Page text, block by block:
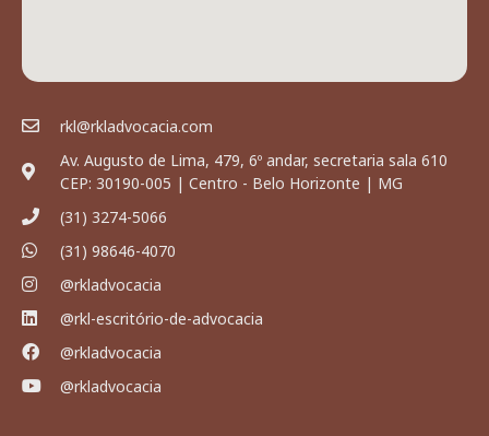
rkl@rkladvocacia.com
Av. Augusto de Lima, 479, 6º andar, secretaria sala 610
CEP: 30190-005 | Centro - Belo Horizonte | MG
(31) 3274-5066
(31) 98646-4070
@rkladvocacia
@rkl-escritório-de-advocacia
@rkladvocacia
@rkladvocacia